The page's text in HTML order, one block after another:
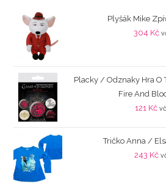
Plyšák Mike
304 Kč
Placky / Odznaky Hra O
Fire And
121 Kč
Tričko Anna /
243 Kč